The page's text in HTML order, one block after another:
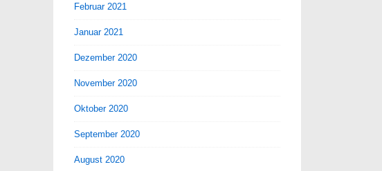
Februar 2021
Januar 2021
Dezember 2020
November 2020
Oktober 2020
September 2020
August 2020